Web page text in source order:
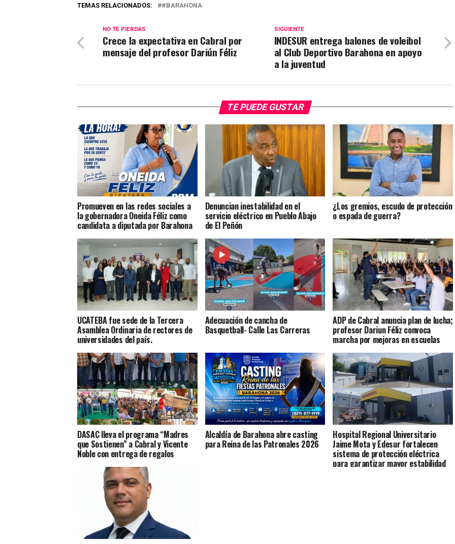
TEMAS RELACIONADOS: #BARAHONA
SIGUIENTE
INDESUR entrega balones de voleibol
al Club Deportivo Barahona en apoyo
a la juventud
NO TE PIERDAS
Crece la expectativa en Cabral por
mensaje del profesor Dariún Féliz
TE PUEDE GUSTAR
Promueven en las redes sociales a
la gobernadora Oneida Féliz como
candidata a diputada por Barahona
Denuncian inestabilidad en el
servicio eléctrico en Pueblo Abajo
de El Peñón
¿Los gremios, escudo de protección
o espada de guerra?
UCATEBA fue sede de la Tercera
Asamblea Ordinaria de rectores de
universidades del país.
Adecuación de cancha de
Basquetball- Calle Las Carreras
ADP de Cabral anuncia plan de lucha;
profesor Dariun Féliz convoca
marcha por mejoras en escuelas
DASAC lleva el programa “Madres
que Sostienen” a Cabral y Vicente
Noble con entrega de regalos
Alcaldía de Barahona abre casting
para Reina de las Patronales 2026
Hospital Regional Universitario
Jaime Mota y Edesur fortalecen
sistema de protección eléctrica
para garantizar mayor estabilidad